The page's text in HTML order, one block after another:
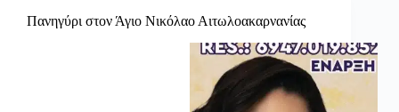
Πανηγύρι στον Άγιο Νικόλαο Αιτωλοακαρνανίας